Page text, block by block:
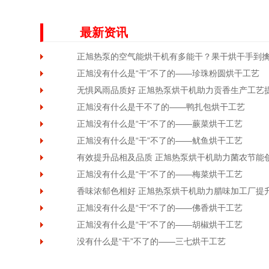
最新资讯
正旭热泵的空气能烘干机有多能干？果干烘干手到擒
正旭没有什么是“干”不了的——珍珠粉圆烘干工艺
无惧风雨品质好 正旭热泵烘干机助力贡香生产工艺
正旭没有什么是干不了的——鸭扎包烘干工艺
正旭没有什么是“干”不了的——蕨菜烘干工艺
正旭没有什么是“干”不了的——鱿鱼烘干工艺
有效提升品相及品质 正旭热泵烘干机助力菌农节能
正旭没有什么是“干”不了的——梅菜烘干工艺
香味浓郁色相好 正旭热泵烘干机助力腊味加工厂提
正旭没有什么是“干”不了的——佛香烘干工艺
正旭没有什么是“干”不了的——胡椒烘干工艺
没有什么是“干”不了的——三七烘干工艺